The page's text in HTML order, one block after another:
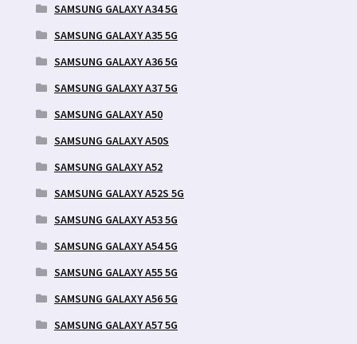
SAMSUNG GALAXY A34 5G
SAMSUNG GALAXY A35 5G
SAMSUNG GALAXY A36 5G
SAMSUNG GALAXY A37 5G
SAMSUNG GALAXY A50
SAMSUNG GALAXY A50S
SAMSUNG GALAXY A52
SAMSUNG GALAXY A52S 5G
SAMSUNG GALAXY A53 5G
SAMSUNG GALAXY A54 5G
SAMSUNG GALAXY A55 5G
SAMSUNG GALAXY A56 5G
SAMSUNG GALAXY A57 5G